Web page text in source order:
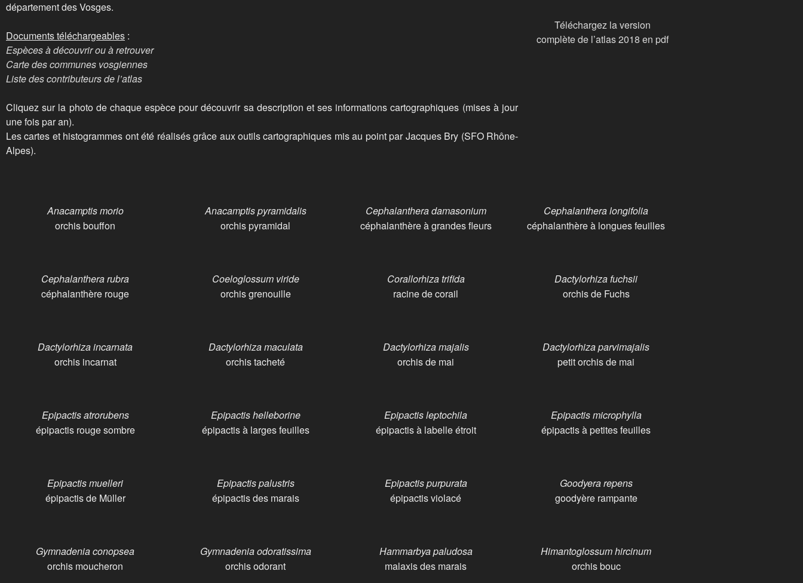
département des Vosges.
Documents téléchargeables :
Espèces à découvrir ou à retrouver
Carte des communes vosgiennes
Liste des contributeurs de l’atlas
Cliquez sur la photo de chaque espèce pour découvrir sa description et ses informations cartographiques (mises à jour
une fois par an).
Les cartes et histogrammes ont été réalisés grâce aux outils cartographiques mis au point par Jacques Bry (SFO Rhône-
Alpes).
Téléchargez la version
complète de l’atlas 2018 en pdf
Anacamptis morio
orchis bouffon
Anacamptis pyramidalis
orchis pyramidal
Cephalanthera damasonium
céphalanthère à grandes fleurs
Cephalanthera longifolia
céphalanthère à longues feuilles
Cephalanthera rubra
céphalanthère rouge
Coeloglossum viride
orchis grenouille
Corallorhiza trifida
racine de corail
Dactylorhiza fuchsii
orchis de Fuchs
Dactylorhiza incarnata
orchis incarnat
Dactylorhiza maculata
orchis tacheté
Dactylorhiza majalis
orchis de mai
Dactylorhiza parvimajalis
petit orchis de mai
Epipactis atrorubens
épipactis rouge sombre
Epipactis helleborine
épipactis à larges feuilles
Epipactis leptochila
épipactis à labelle étroit
Epipactis microphylla
épipactis à petites feuilles
Epipactis muelleri
épipactis de Müller
Epipactis palustris
épipactis des marais
Epipactis purpurata
épipactis violacé
Goodyera repens
goodyère rampante
Gymnadenia conopsea
orchis moucheron
Gymnadenia odoratissima
orchis odorant
Hammarbya paludosa
malaxis des marais
Himantoglossum hircinum
orchis bouc